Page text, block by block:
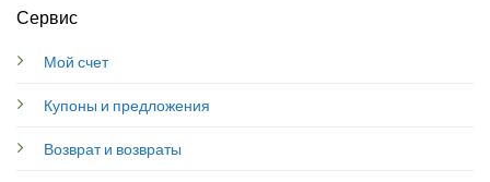
Сервис
Мой счет
Купоны и предложения
Возврат и возвраты